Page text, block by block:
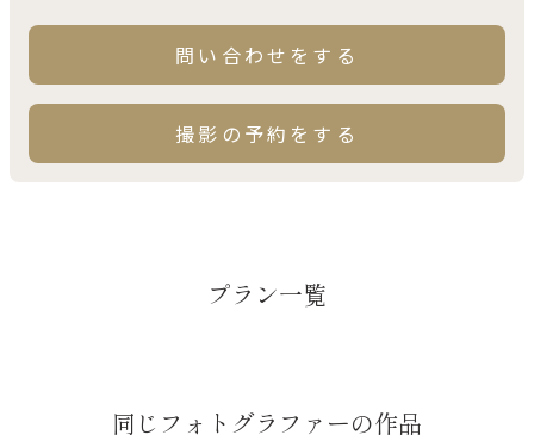
問い合わせをする
撮影の予約をする
プラン一覧
同じフォトグラファーの作品